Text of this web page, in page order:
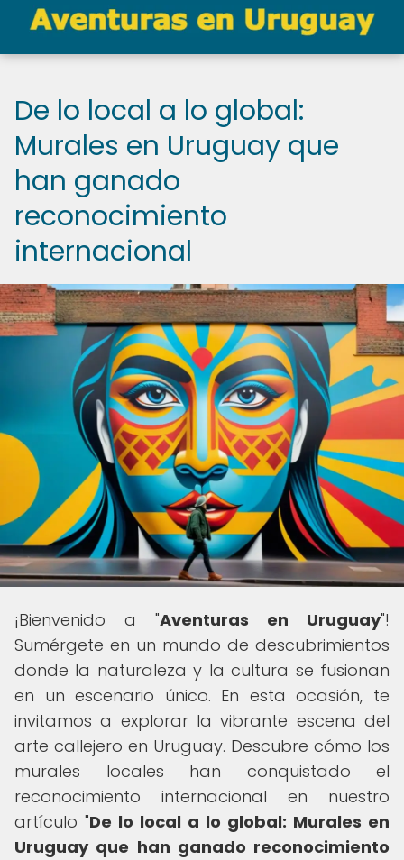
De lo local a lo global:
Murales en Uruguay que
han ganado
reconocimiento
internacional
¡Bienvenido a "Aventuras en Uruguay"!
Sumérgete en un mundo de descubrimientos
donde la naturaleza y la cultura se fusionan
en un escenario único. En esta ocasión, te
invitamos a explorar la vibrante escena del
arte callejero en Uruguay. Descubre cómo los
murales locales han conquistado el
reconocimiento internacional en nuestro
artículo "De lo local a lo global: Murales en
Uruguay que han ganado reconocimiento